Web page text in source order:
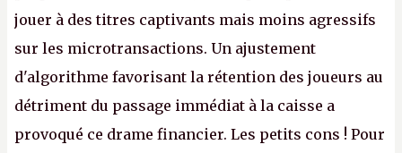
jouer à des titres captivants mais moins agressifs
sur les microtransactions. Un ajustement
d'algorithme favorisant la rétention des joueurs au
détriment du passage immédiat à la caisse a
provoqué ce drame financier. Les petits cons ! Pour